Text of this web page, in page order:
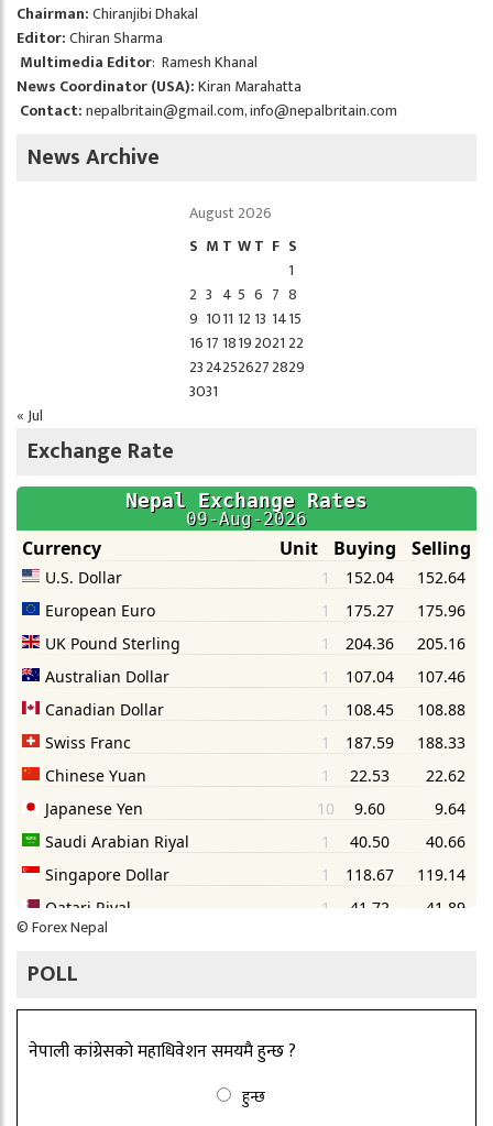
Chairman:Chiranjibi Dhakal
Editor:Chiran Sharma
Multimedia Editor: Ramesh Khanal
News Coordinator (USA):Kiran Marahatta
Contact:nepalbritain@gmail.com,info@nepalbritain.com
News Archive
August 2026
S M T WT F S
1
2 3 4 5 6 7 8
9 1011 12 13 1415
1617 1819202122
23242526272829
3031
« Jul
Exchange Rate
©Forex Nepal
POLL
नेपाली कांग्रेसको महाधिवेशन समयमै हुन्छ ?
हुन्छ